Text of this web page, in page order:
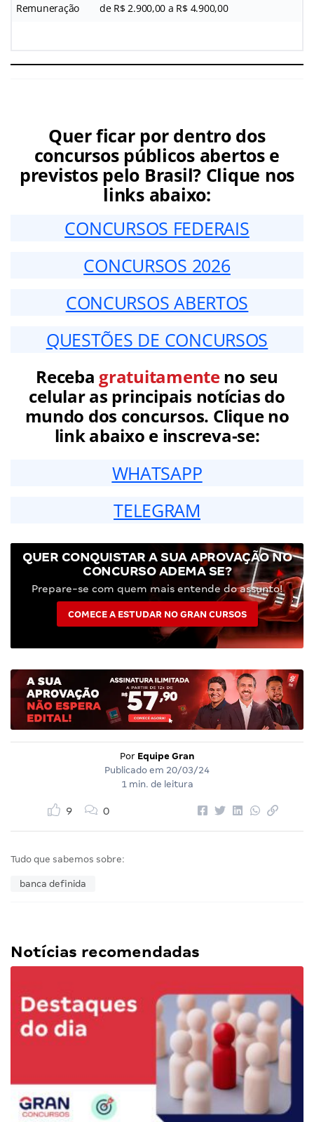
Remuneração de R$ 2.900,00 a R$ 4.900,00
Quer ficar por dentro dos
concursos públicos abertos e
previstos pelo Brasil? Clique nos
links abaixo:
CONCURSOS FEDERAIS
CONCURSOS 2026
CONCURSOS ABERTOS
QUESTÕES DE CONCURSOS
Receba gratuitamenteno seu
celular as principais notícias do
mundo dos concursos. Clique no
link abaixo e inscreva-se:
WHATSAPP
TELEGRAM
QUER CONQUISTAR A SUA APROVAÇÃO NO
CONCURSO ADEMA SE?
Prepare-se com quem mais entende do assunto!
COMECE A ESTUDAR NO GRAN CURSOS
Por Equipe Gran
Publicado em 20/03/24
1 min. de leitura
9 0
Tudo que sabemos sobre:
banca definida
Notícias recomendadas